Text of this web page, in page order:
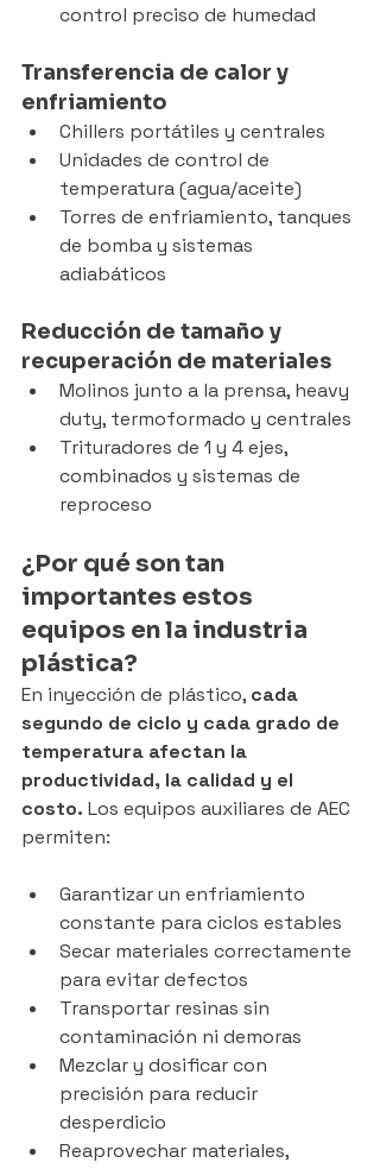
control preciso de humedad
Transferencia de calor y
enfriamiento
Chillers portátiles y centrales
Unidades de control de
temperatura (agua/aceite)
Torres de enfriamiento, tanques
de bomba y sistemas
adiabáticos
Reducción de tamaño y
recuperación de materiales
Molinos junto a la prensa, heavy
duty, termoformado y centrales
Trituradores de 1 y 4 ejes,
combinados y sistemas de
reproceso
¿Por qué son tan
importantes estos
equipos en la industria
plástica?
En inyección de plástico, cada
segundo de ciclo y cada grado de
temperatura afectan la
productividad, la calidad y el
costo. Los equipos auxiliares de AEC
permiten:
Garantizar un enfriamiento
constante para ciclos estables
Secar materiales correctamente
para evitar defectos
Transportar resinas sin
contaminación ni demoras
Mezclar y dosificar con
precisión para reducir
desperdicio
Reaprovechar materiales,